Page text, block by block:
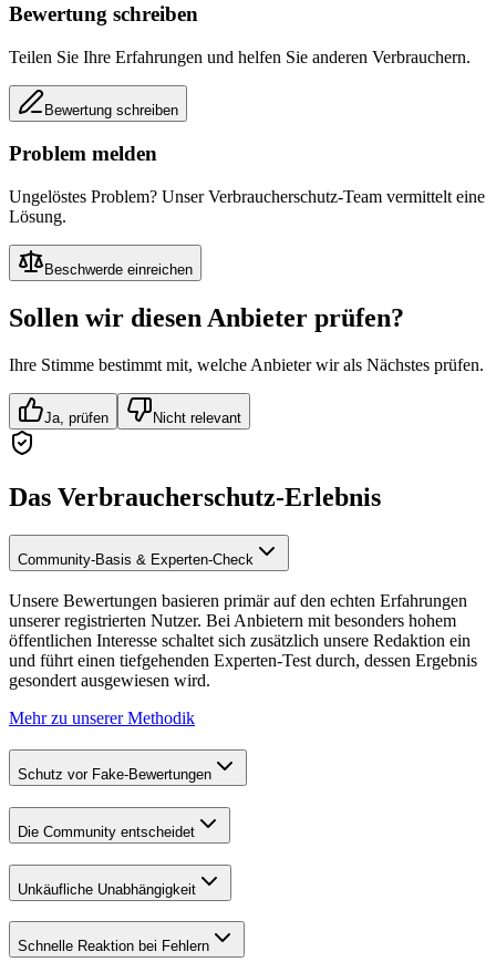
Bewertung schreiben
Teilen Sie Ihre Erfahrungen und helfen Sie anderen Verbrauchern.
Bewertung schreiben
Problem melden
Ungelöstes Problem? Unser Verbraucherschutz-Team vermittelt eine
Lösung.
Beschwerde einreichen
Sollen wir diesen Anbieter prüfen?
Ihre Stimme bestimmt mit, welche Anbieter wir als Nächstes prüfen.
Ja, prüfen Nicht relevant
Das Verbraucherschutz-Erlebnis
Community-Basis & Experten-Check
Unsere Bewertungen basieren primär auf den echten Erfahrungen
unserer registrierten Nutzer. Bei Anbietern mit besonders hohem
öffentlichen Interesse schaltet sich zusätzlich unsere Redaktion ein
und führt einen tiefgehenden Experten-Test durch, dessen Ergebnis
gesondert ausgewiesen wird.
Mehr zu unserer Methodik
Schutz vor Fake-Bewertungen
Die Community entscheidet
Unkäufliche Unabhängigkeit
Schnelle Reaktion bei Fehlern